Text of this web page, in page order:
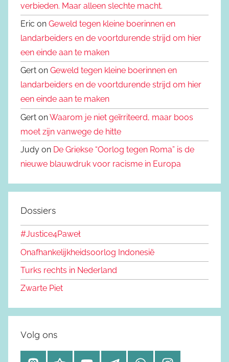
verbieden. Maar alleen slechte macht.
Eric on Geweld tegen kleine boerinnen en
landarbeiders en de voortdurende strijd om hier
een einde aan te maken
Gert on Geweld tegen kleine boerinnen en
landarbeiders en de voortdurende strijd om hier
een einde aan te maken
Gert onWaarom je niet geïrriteerd, maar boos
moet zijn vanwege de hitte
Judy on De Griekse “Oorlog tegen Roma” is de
nieuwe blauwdruk voor racisme in Europa
Dossiers
#Justice4Paweł
Onafhankelijkheidsoorlog Indonesië
Turks rechts in Nederland
Zwarte Piet
Volg ons